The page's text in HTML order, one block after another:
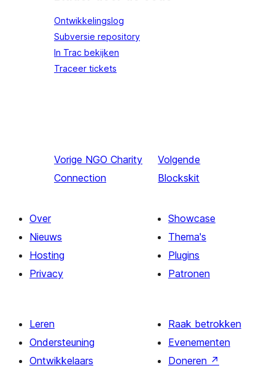
Ontwikkelingslog
Subversie repository
In Trac bekijken
Traceer tickets
Vorige NGO Charity
Connection
Volgende
Blockskit
Over
Nieuws
Hosting
Privacy
Showcase
Thema's
Plugins
Patronen
Leren
Ondersteuning
Ontwikkelaars
Raak betrokken
Evenementen
Doneren ↗